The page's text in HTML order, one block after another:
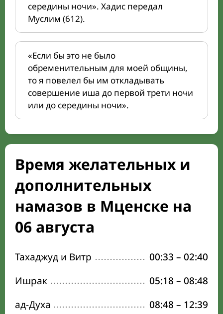
середины ночи». Хадис передал
Муслим (612).
«Если бы это не было
обременительным для моей общины,
то я повелел бы им откладывать
совершение иша до первой трети ночи
или до середины ночи».
Время желательных и
дополнительных
намазов в Мценске на
06 августа
Тахаджуд и Витр 00:33 – 02:40
Ишрак
05:18 – 08:48
ад-Духа
08:48 – 12:39